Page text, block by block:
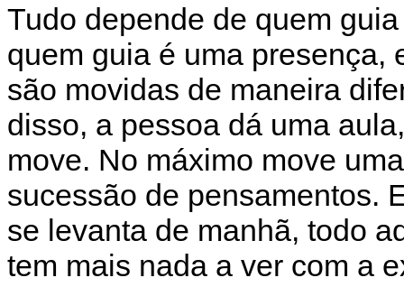
Tudo depende de quem
quem guia é uma presença,
são movidas de maneira
disso, a pessoa dá uma
move. No máximo move
sucessão de pensamentos.
se levanta de manhã, todo
tem mais nada a ver com a